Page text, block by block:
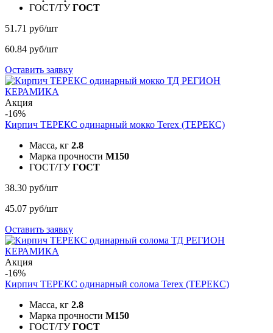
ГОСТ/ТУ ГОСТ
51.71 руб/шт
60.84 руб/шт
Оставить заявку
Акция
-16%
Кирпич ТЕРЕКС одинарный мокко Terex (ТЕРЕКС)
Масса, кг 2.8
Марка прочности M150
ГОСТ/ТУ ГОСТ
38.30 руб/шт
45.07 руб/шт
Оставить заявку
Акция
-16%
Кирпич ТЕРЕКС одинарный солома Terex (ТЕРЕКС)
Масса, кг 2.8
Марка прочности M150
ГОСТ/ТУ ГОСТ